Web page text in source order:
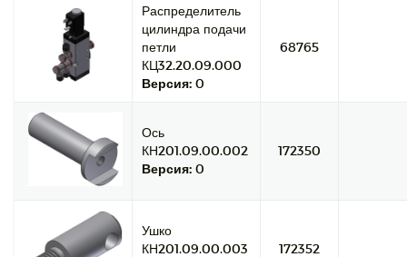
Распределитель
цилиндра подачи
петли
КЦ32.20.09.000
Версия: 0
68765
Ось
КН201.09.00.002
Версия: 0
172350
Ушко
КН201.09.00.003
172352